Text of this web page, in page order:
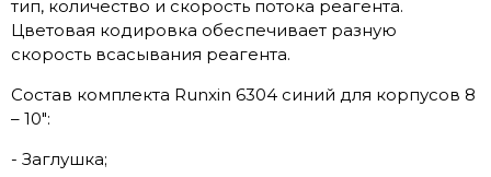
тип, количество и скорость потока реагента.
Цветовая кодировка обеспечивает разную
скорость всасывания реагента.
Состав комплекта Runxin 6304 синий для корпусов 8
– 10":
- Заглушка;